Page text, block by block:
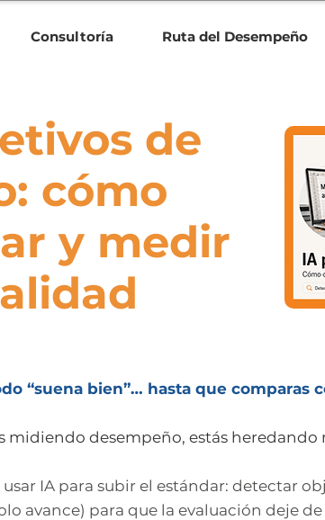
Consultoría Ruta del Desempeño
de
cómo
y medir
“suena bien”… hasta que comparas
midiendo desempeño, estás heredando
IA para subir el estándar: detectar
avance) para que la evaluación deje